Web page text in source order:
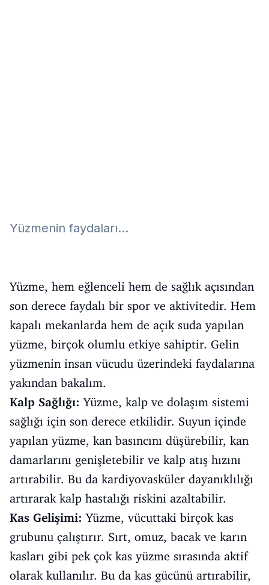
Yüzmenin faydaları...
Yüzme, hem eğlenceli hem de sağlık açısından
son derece faydalı bir spor ve aktivitedir. Hem
kapalı mekanlarda hem de açık suda yapılan
yüzme, birçok olumlu etkiye sahiptir. Gelin
yüzmenin insan vücudu üzerindeki faydalarına
yakından bakalım.
Kalp Sağlığı: Yüzme, kalp ve dolaşım sistemi
sağlığı için son derece etkilidir. Suyun içinde
yapılan yüzme, kan basıncını düşürebilir, kan
damarlarını genişletebilir ve kalp atış hızını
artırabilir. Bu da kardiyovasküler dayanıklılığı
artırarak kalp hastalığı riskini azaltabilir.
Kas Gelişimi: Yüzme, vücuttaki birçok kas
grubunu çalıştırır. Sırt, omuz, bacak ve karın
kasları gibi pek çok kas yüzme sırasında aktif
olarak kullanılır. Bu da kas gücünü artırabilir,